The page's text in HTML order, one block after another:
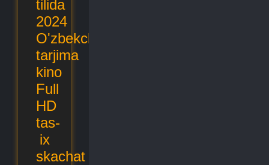
tilida
2024
O'zbekcha
tarjima
kino
Full
HD
tas-
ix
skachat